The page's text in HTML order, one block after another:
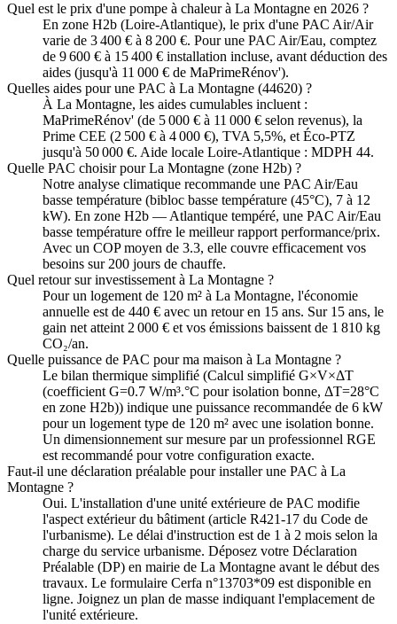
Quel est le prix d'une pompe à chaleur à La Montagne en 2026 ?
En zone H2b (Loire-Atlantique), le prix d'une PAC Air/Air
varie de 3 400 € à 8 200 €. Pour une PAC Air/Eau, comptez
de 9 600 € à 15 400 € installation incluse, avant déduction des
aides (jusqu'à 11 000 € de MaPrimeRénov').
Quelles aides pour une PAC à La Montagne (44620) ?
À La Montagne, les aides cumulables incluent :
MaPrimeRénov' (de 5 000 € à 11 000 € selon revenus), la
Prime CEE (2 500 € à 4 000 €), TVA 5,5%, et Éco-PTZ
jusqu'à 50 000 €. Aide locale Loire-Atlantique : MDPH 44.
Quelle PAC choisir pour La Montagne (zone H2b) ?
Notre analyse climatique recommande une PAC Air/Eau
basse température (bibloc basse température (45°C), 7 à 12
kW). En zone H2b — Atlantique tempéré, une PAC Air/Eau
basse température offre le meilleur rapport performance/prix.
Avec un COP moyen de 3.3, elle couvre efficacement vos
besoins sur 200 jours de chauffe.
Quel retour sur investissement à La Montagne ?
Pour un logement de 120 m² à La Montagne, l'économie
annuelle est de 440 € avec un retour en 15 ans. Sur 15 ans, le
gain net atteint 2 000 € et vos émissions baissent de 1 810 kg
CO₂/an.
Quelle puissance de PAC pour ma maison à La Montagne ?
Le bilan thermique simplifié (Calcul simplifié G×V×ΔT
(coefficient G=0.7 W/m³.°C pour isolation bonne, ΔT=28°C
en zone H2b)) indique une puissance recommandée de 6 kW
pour un logement type de 120 m² avec une isolation bonne.
Un dimensionnement sur mesure par un professionnel RGE
est recommandé pour votre configuration exacte.
Faut-il une déclaration préalable pour installer une PAC à La
Montagne ?
Oui. L'installation d'une unité extérieure de PAC modifie
l'aspect extérieur du bâtiment (article R421-17 du Code de
l'urbanisme). Le délai d'instruction est de 1 à 2 mois selon la
charge du service urbanisme. Déposez votre Déclaration
Préalable (DP) en mairie de La Montagne avant le début des
travaux. Le formulaire Cerfa n°13703*09 est disponible en
ligne. Joignez un plan de masse indiquant l'emplacement de
l'unité extérieure.